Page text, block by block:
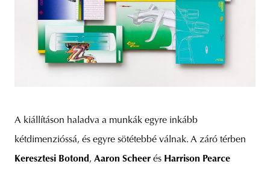
A kiállításon haladva a munkák egyre inkább
kétdimenzióssá, és egyre sötétebbé válnak. A záró térben
Keresztesi Botond, Aaron Scheer és Harrison Pearce